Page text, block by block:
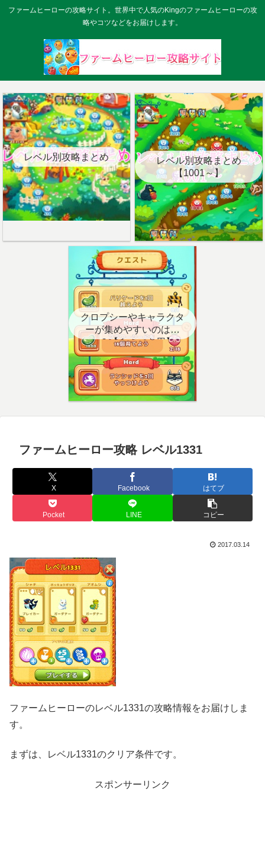
ファームヒーローの攻略サイト。世界中で人気のKingのファームヒーローの攻
略やコツなどをお届けします。
レベル別攻略まとめ
レベル別攻略まとめ
【1001～】
クロプシーやキャラクタ
ーが集めやすいのはど
こ？【クエスト用】
ファームヒーロー攻略 レベル1331
X Facebook はてブ
Pocket LINE コピー
2017.03.14
ファームヒーローのレベル1331の攻略情報をお届けしま
す。
まずは、レベル1331のクリア条件です。
スポンサーリンク